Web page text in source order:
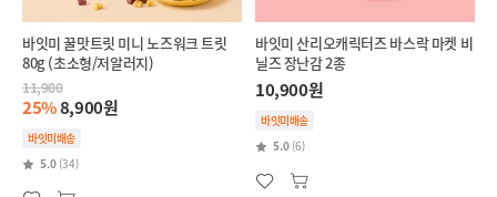
바잇미 꿀맛트릿 미니 노즈워크 트릿
80g (초소형/저알러지)
11,900
25%8,900원
바잇미배송
5.0 (34)
바잇미 산리오캐릭터즈 바스락 마켓 비
닐즈 장난감 2종
10,900원
바잇미배송
5.0 (6)